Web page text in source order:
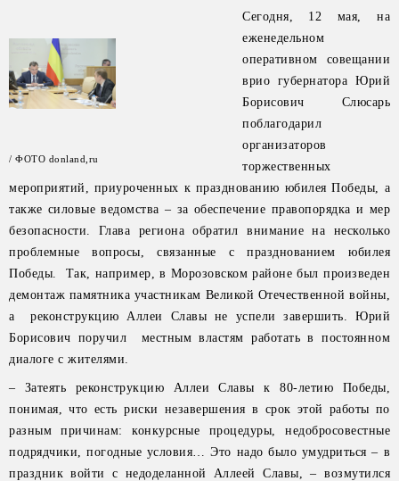
/ ФОТО donland,ru
Сегодня, 12 мая, на
еженедельном
оперативном совещании
врио губернатора Юрий
Борисович Слюсарь
поблагодарил
организаторов
торжественных
мероприятий, приуроченных к празднованию юбилея Победы, а
также силовые ведомства – за обеспечение правопорядка и мер
безопасности. Глава региона обратил внимание на несколько
проблемные вопросы, связанные с празднованием юбилея
Победы. Так, например, в Морозовском районе был произведен
демонтаж памятника участникам Великой Отечественной войны,
а реконструкцию Аллеи Славы не успели завершить. Юрий
Борисович поручил местным властям работать в постоянном
диалоге с жителями.
– Затеять реконструкцию Аллеи Славы к 80-летию Победы,
понимая, что есть риски незавершения в срок этой работы по
разным причинам: конкурсные процедуры, недобросовестные
подрядчики, погодные условия… Это надо было умудриться – в
праздник войти с недоделанной Аллеей Славы, – возмутился